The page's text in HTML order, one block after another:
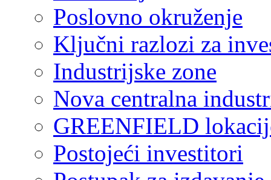
Poslovno okruženje
Ključni razlozi za
Industrijske zone
Nova centralna
GREENFIELD
Postojeći investitori